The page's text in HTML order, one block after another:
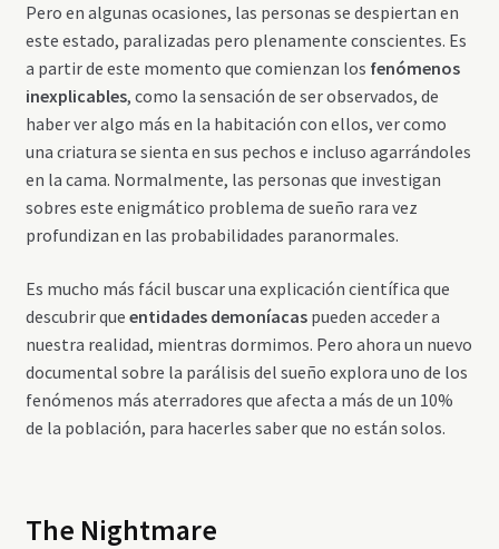
Pero en algunas ocasiones, las personas se despiertan en
este estado, paralizadas pero plenamente conscientes. Es
a partir de este momento que comienzan los fenómenos
inexplicables, como la sensación de ser observados, de
haber ver algo más en la habitación con ellos, ver como
una criatura se sienta en sus pechos e incluso agarrándoles
en la cama. Normalmente, las personas que investigan
sobres este enigmático problema de sueño rara vez
profundizan en las probabilidades paranormales.
Es mucho más fácil buscar una explicación científica que
descubrir que entidades demoníacaspueden acceder a
nuestra realidad, mientras dormimos. Pero ahora un nuevo
documental sobre la parálisis del sueño explora uno de los
fenómenos más aterradores que afecta a más de un 10%
de la población, para hacerles saber que no están solos.
The Nightmare